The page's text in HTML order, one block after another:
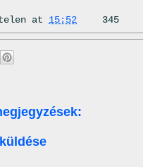
at 15:52 345